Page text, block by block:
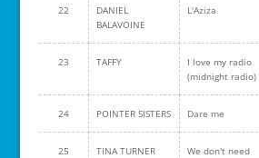
22
DANIEL
BALAVOINE
L'Aziza
23 TAFFY
I love my radio
(midnight radio)
24 POINTER SISTERS Dare me
25 TINA TURNER
We don't need